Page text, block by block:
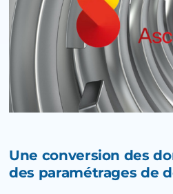
Une conversion des
des paramétrages de